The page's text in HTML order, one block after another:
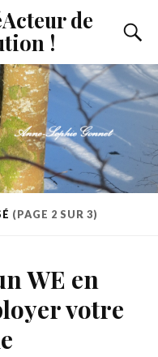
de
!
(PAGE 2 SUR 3)
WE en
votre